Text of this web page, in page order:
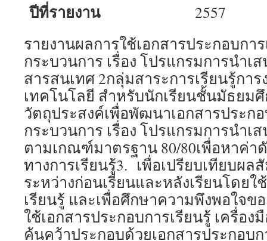
ปีที่รายงาน
2557
รายงานผลการใช้เอกสารประกอบกา
กระบวนการ เรื่อง โปรแกรมการนำเ
สารสนเทศ 2กลุ่มสาระการเรียนรู้กา
เทคโนโลยี สำหรับนักเรียนชั้นมัธยม
วัตถุประสงค์เพื่อพัฒนาเอกสารประก
กระบวนการ เรื่อง โปรแกรมการนำ
ตามเกณฑ์มาตรฐาน 80/80เพื่อหาค่
ทางการเรียนรู้3. เพื่อเปรียบเทียบผล
ระหว่างก่อนเรียนและหลังเรียนโดยใ
เรียนรู้ และเพื่อศึกษาความพึงพอใจข
ใช้เอกสารประกอบการเรียนรู้ เครื่อง
ค้นคว้าประกอบด้วยเอกสารประกอบ